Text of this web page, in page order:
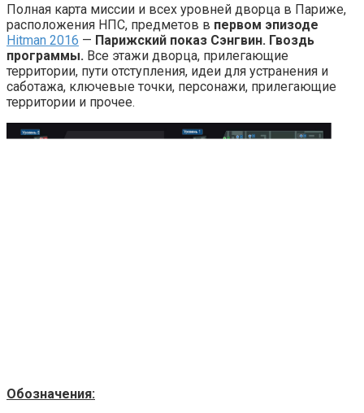
Полная карта миссии и всех уровней дворца в Париже,
расположения НПС, предметов в первом эпизоде
Hitman 2016 — Парижский показ Сэнгвин. Гвоздь
программы. Все этажи дворца, прилегающие
территории, пути отступления, идеи для устранения и
саботажа, ключевые точки, персонажи, прилегающие
территории и прочее.
Обозначения: